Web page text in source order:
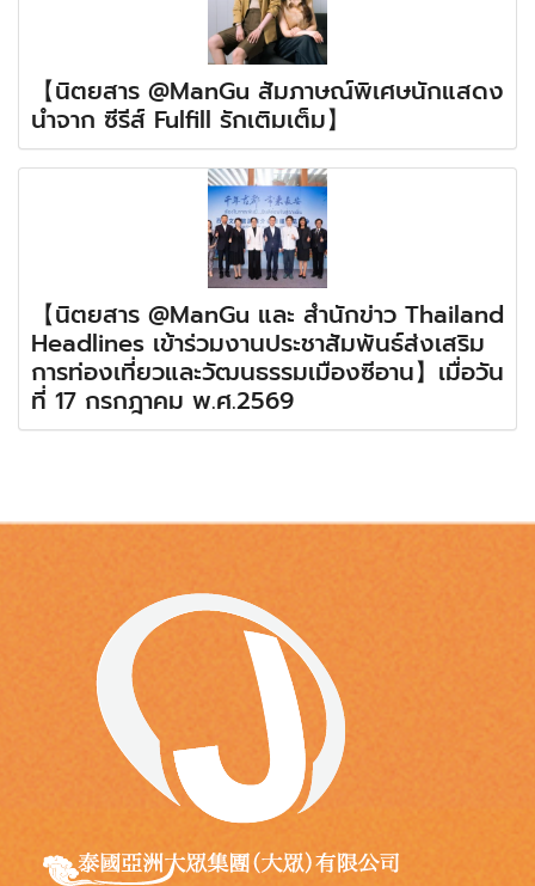
【นิตยสาร @ManGu สัมภาษณ์พิเศษนักแสดง
นำจาก ซีรีส์ Fulfill รักเติมเต็ม】
【นิตยสาร @ManGu และ สำนักข่าว Thailand
Headlines เข้าร่วมงานประชาสัมพันธ์ส่งเสริม
การท่องเที่ยวและวัฒนธรรมเมืองซีอาน】เมื่อวัน
ที่ 17 กรกฎาคม พ.ศ.2569